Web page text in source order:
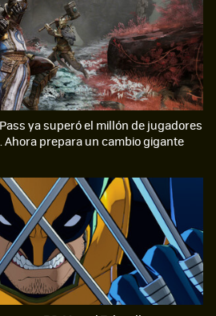
Pass ya superó el millón de jugadores
Ahora prepara un cambio gigante